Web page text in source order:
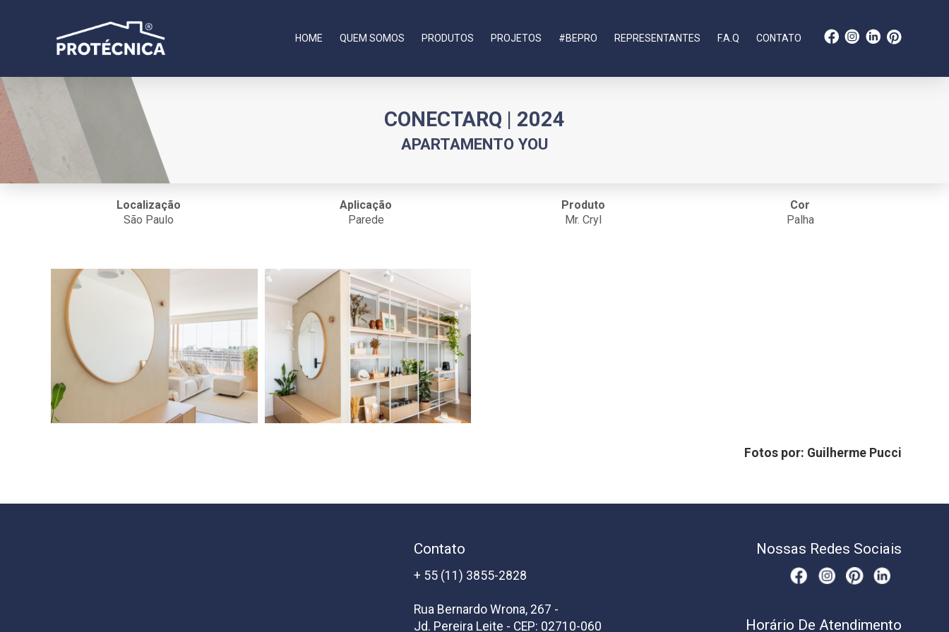
HOME QUEM SOMOS PRODUTOS PROJETOS #BEPRO REPRESENTANTES F.A.Q CONTATO
CONECTARQ | 2024
APARTAMENTO YOU
Localização
São Paulo
Aplicação
Parede
Produto
Mr. Cryl
Cor
Palha
Fotos por: Guilherme Pucci
Contato
+ 55 (11) 3855-2828
Rua Bernardo Wrona, 267 -
Jd. Pereira Leite - CEP: 02710-060
Nossas Redes Sociais
Horário De Atendimento